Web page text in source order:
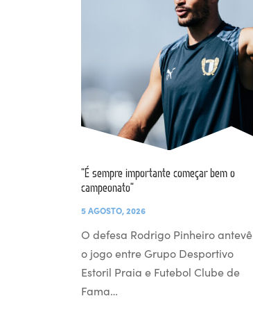
“É sempre importante começar bem o
campeonato”
5 AGOSTO, 2026
O defesa Rodrigo Pinheiro antevê
o jogo entre Grupo Desportivo
Estoril Praia e Futebol Clube de
Fama…